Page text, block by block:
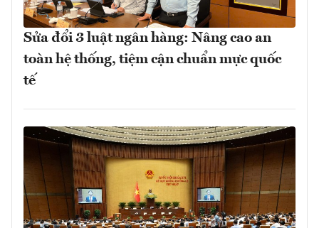
Sửa đổi 3 luật ngân hàng: Nâng cao an
toàn hệ thống, tiệm cận chuẩn mực quốc
tế